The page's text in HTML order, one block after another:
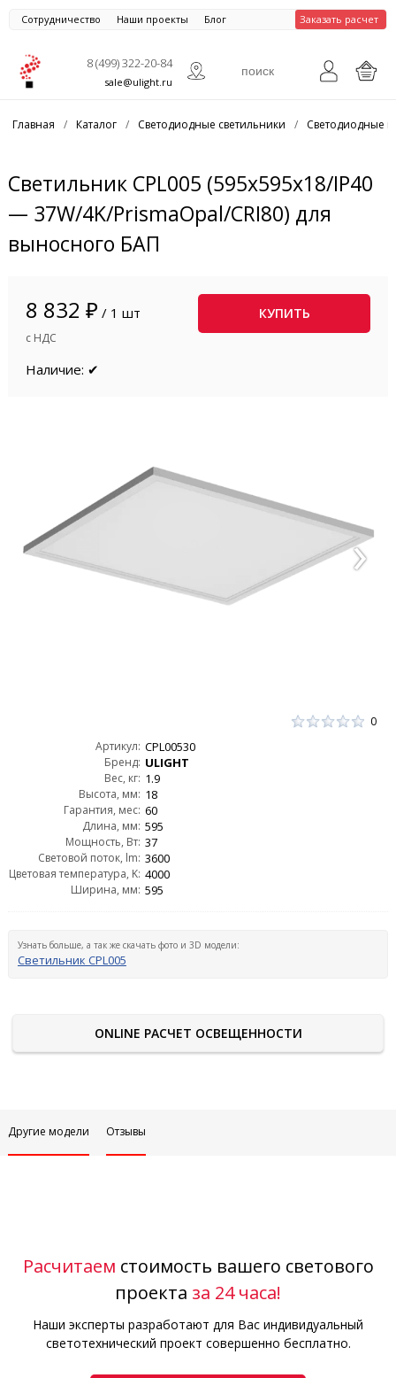
Сотрудничество Наши проекты Блог Заказать расчет
8 (499) 322-20-84
sale@ulight.ru
Главная / Каталог / Светодиодные светильники / Светодиодные
Светильник CPL005 (595x595x18/IP40
— 37W/4K/PrismaOpal/CRI80) для
выносного БАП
8 832 ₽ / 1 шт
с НДС
КУПИТЬ
Наличие: ✔
0
Артикул: CPL00530
Бренд: ULIGHT
Вес, кг: 1.9
Высота, мм: 18
Гарантия, мес: 60
Длина, мм: 595
Мощность, Вт: 37
Световой поток, lm: 3600
Цветовая температура, K: 4000
Ширина, мм: 595
Узнать больше, а так же скачать фото и 3D модели:
Светильник CPL005
ONLINE РАСЧЕТ ОСВЕЩЕННОСТИ
Другие модели Отзывы
Расчитаем стоимость вашего светового
проекта за 24 часа!
Наши эксперты разработают для Вас индивидуальный
светотехнический проект совершенно бесплатно.